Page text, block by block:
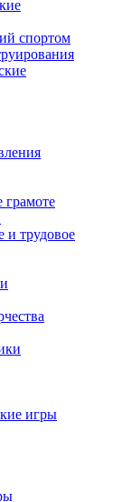
спортом
грамоте
и трудовое
игры